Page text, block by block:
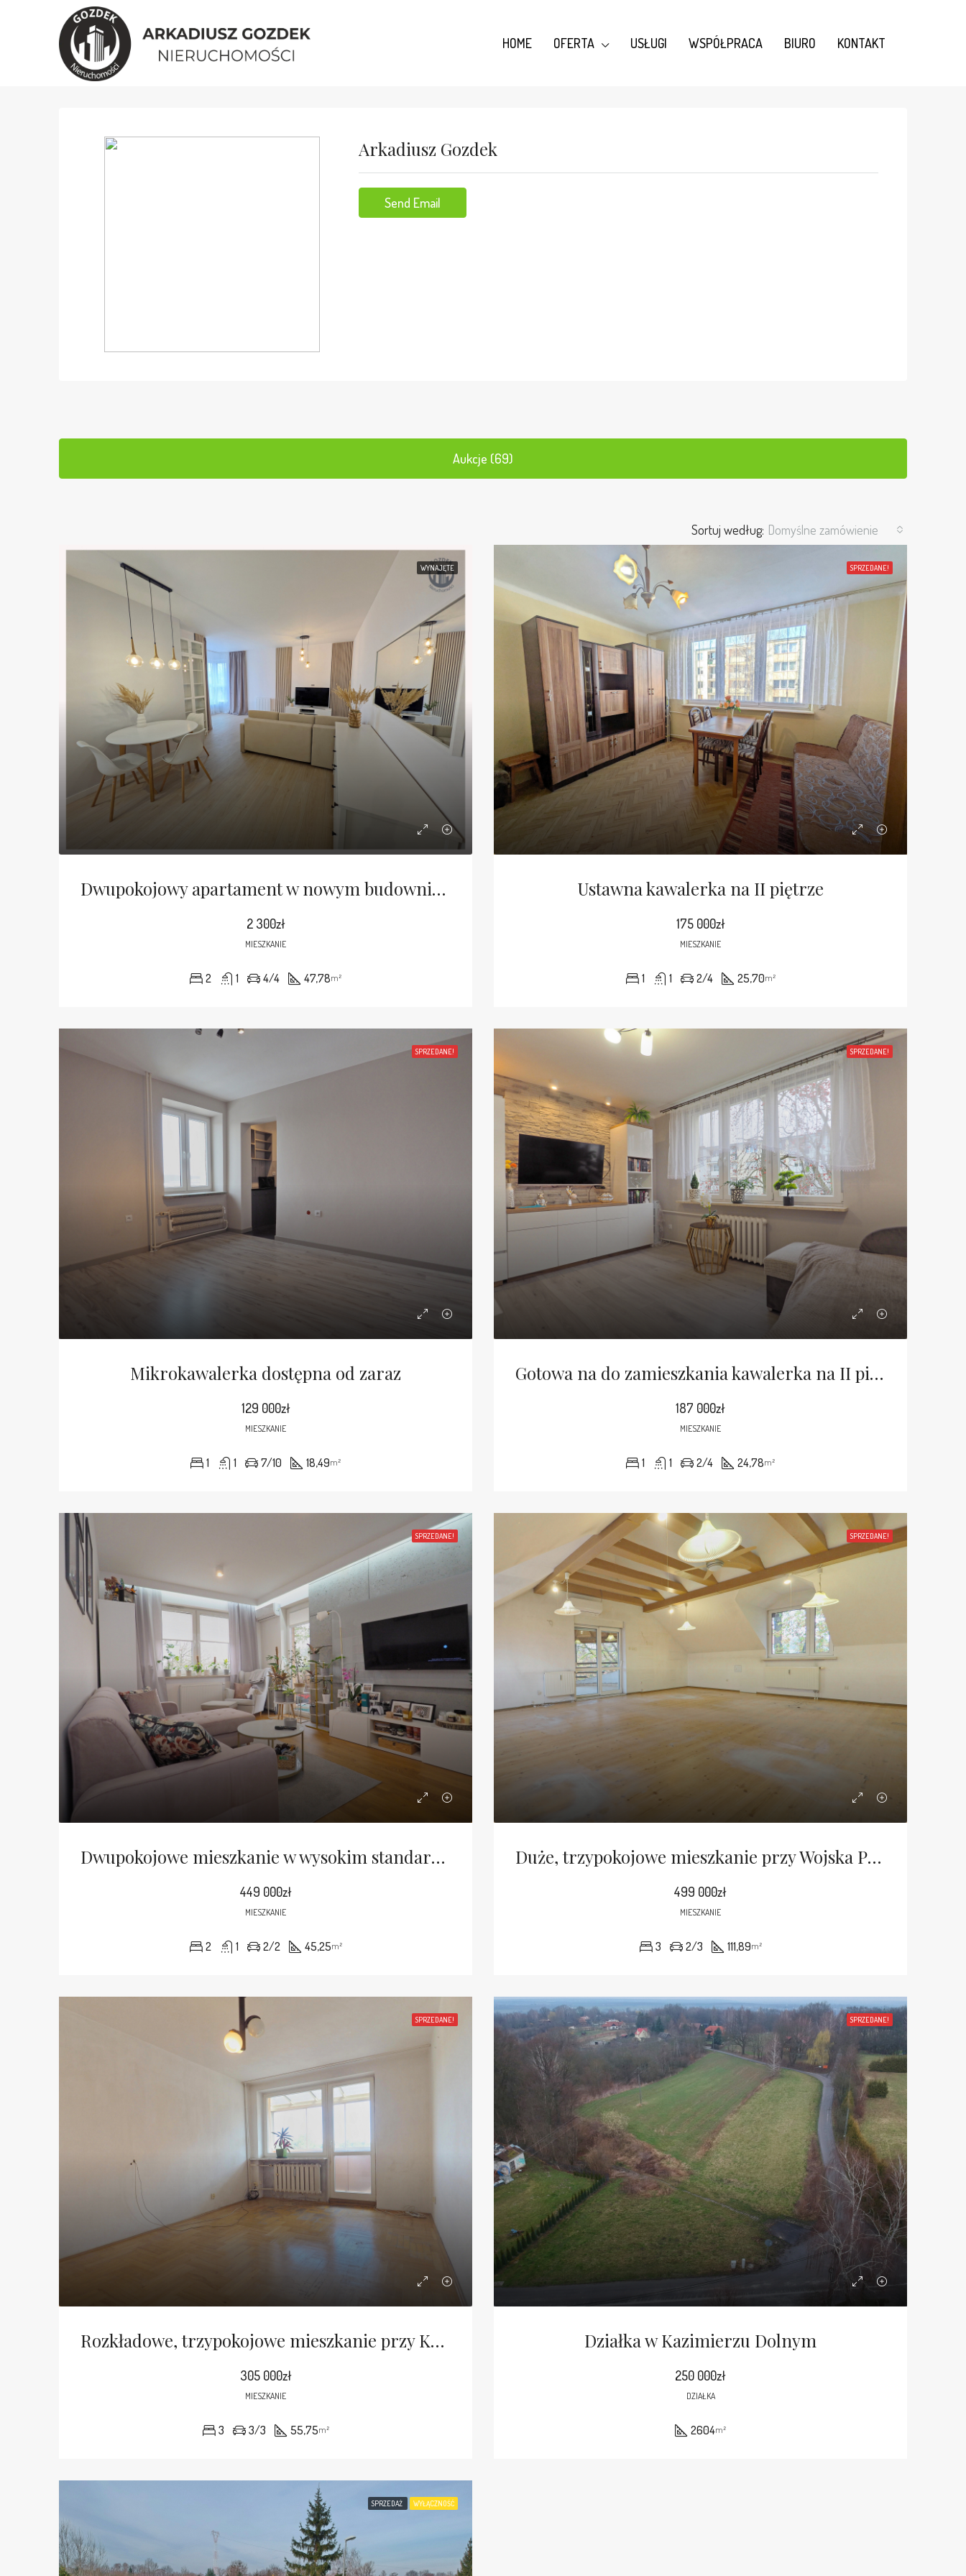
HOME OFERTA USŁUGI WSPÓŁPRACA BIURO KONTAKT
Arkadiusz Gozdek
Send Email
Aukcje (69)
Sortuj według: Domyślne zamówienie
WYNAJĘTE
Dwupokojowy apartament w nowym budownictwie
2 300zł
MIESZKANIE
2 1 4/4 47,78m²
SPRZEDANE!
Ustawna kawalerka na II piętrze
175 000zł
MIESZKANIE
1 1 2/4 25,70m²
SPRZEDANE!
Mikrokawalerka dostępna od zaraz
129 000zł
MIESZKANIE
1 1 7/10 18,49m²
SPRZEDANE!
Gotowa na do zamieszkania kawalerka na II piętrze
187 000zł
MIESZKANIE
1 1 2/4 24,78m²
SPRZEDANE!
Dwupokojowe mieszkanie w wysokim standardzie
449 000zł
MIESZKANIE
2 1 2/2 45,25m²
SPRZEDANE!
Duże, trzypokojowe mieszkanie przy Wojska Polskiego
499 000zł
MIESZKANIE
3 2/3 111,89m²
SPRZEDANE!
Rozkładowe, trzypokojowe mieszkanie przy Kościuszki
305 000zł
MIESZKANIE
3 3/3 55,75m²
SPRZEDANE!
Działka w Kazimierzu Dolnym
250 000zł
DZIAŁKA
2604m²
SPRZEDAŻ WYŁĄCZNOŚĆ